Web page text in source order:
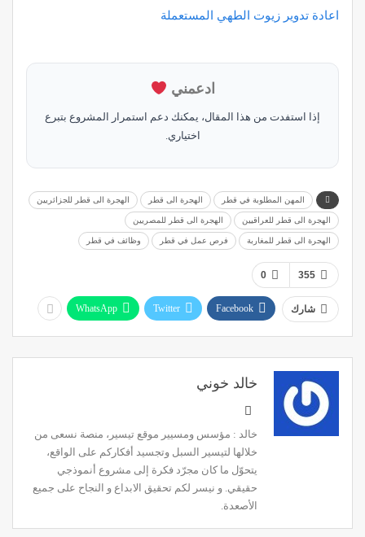
اعادة تدوير زيوت الطهي المستعملة
ادعمني
إذا استفدت من هذا المقال، يمكنك دعم استمرار المشروع بتبرع
اختياري.
المهن المطلوبة في قطر الهجرة الى قطر الهجرة الى قطر للجزائريين
الهجرة الى قطر للعراقيين الهجرة الى قطر للمصريين
الهجرة الى قطر للمغاربة فرص عمل في قطر وظائف في قطر
0 355
شارك Facebook
Twitter
WhatsApp
خالد خوني
خالد : مؤسس ومسيير موقع تيسير، منصة نسعى من
خلالها لتيسير السبل وتجسيد أفكاركم على الواقع،
يتحوّل ما كان مجرّد فكرة إلى مشروع أنموذجي
حقيقي. و نيسر لكم تحقيق الابداع و النجاح على جميع
الأصعدة.